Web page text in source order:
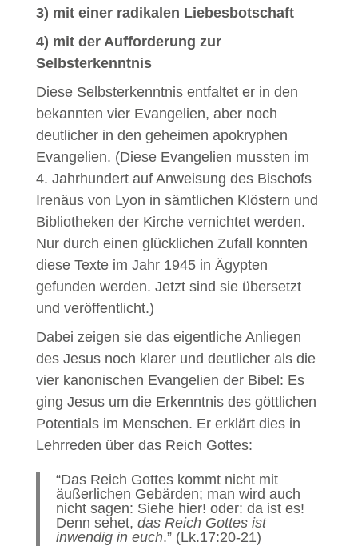
3) mit einer radikalen Liebesbotschaft
4) mit der Aufforderung zur
Selbsterkenntnis
Diese Selbsterkenntnis entfaltet er in den
bekannten vier Evangelien, aber noch
deutlicher in den geheimen apokryphen
Evangelien. (Diese Evangelien mussten im
4. Jahrhundert auf Anweisung des Bischofs
Irenäus von Lyon in sämtlichen Klöstern und
Bibliotheken der Kirche vernichtet werden.
Nur durch einen glücklichen Zufall konnten
diese Texte im Jahr 1945 in Ägypten
gefunden werden. Jetzt sind sie übersetzt
und veröffentlicht.)
Dabei zeigen sie das eigentliche Anliegen
des Jesus noch klarer und deutlicher als die
vier kanonischen Evangelien der Bibel: Es
ging Jesus um die Erkenntnis des göttlichen
Potentials im Menschen. Er erklärt dies in
Lehrreden über das Reich Gottes:
“Das Reich Gottes kommt nicht mit
äußerlichen Gebärden; man wird auch
nicht sagen: Siehe hier! oder: da ist es!
Denn sehet, das Reich Gottes ist
inwendig in euch.” (Lk.17:20-21)